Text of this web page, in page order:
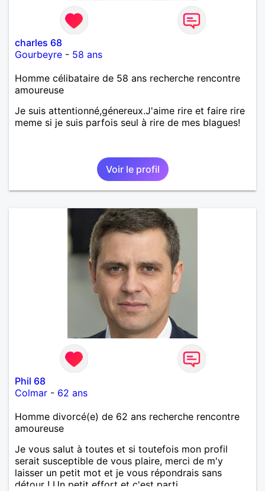
charles 68
Gourbeyre - 58 ans
Homme célibataire de 58 ans recherche rencontre
amoureuse
Je suis attentionné,génereux.J'aime rire et faire rire
meme si je suis parfois seul à rire de mes blagues!
Voir le profil
Phil 68
Colmar - 62 ans
Homme divorcé(e) de 62 ans recherche rencontre
amoureuse
Je vous salut à toutes et si toutefois mon profil
serait susceptible de vous plaire, merci de m'y
laisser un petit mot et je vous répondrais sans
détour ! Un petit effort et c'est parti...